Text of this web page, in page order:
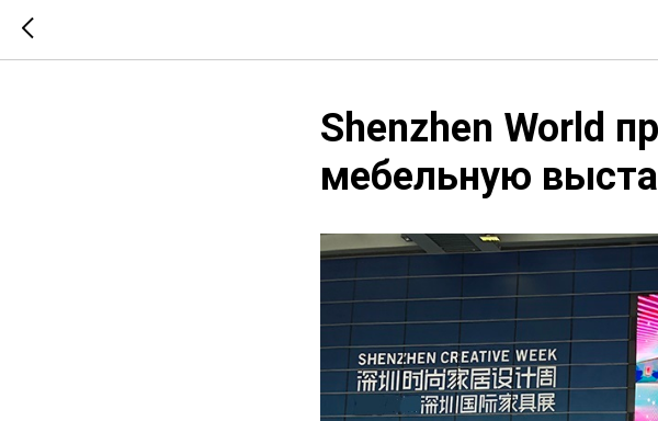
Shenzhen World
мебельную